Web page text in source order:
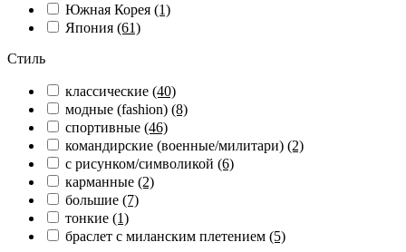
Южная Корея (1)
Япония (61)
Стиль
классические (40)
модные (fashion) (8)
спортивные (46)
командирские (военные/милитари) (2)
с рисунком/символикой (6)
карманные (2)
большие (7)
тонкие (1)
браслет с миланским плетением (5)